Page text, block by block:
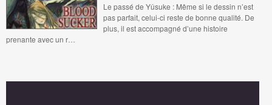
Le passé de Yûsuke : Même si le dessin n’est
pas parfait, celui-ci reste de bonne qualité. De
plus, il est accompagné d’une histoire
prenante avec un r…